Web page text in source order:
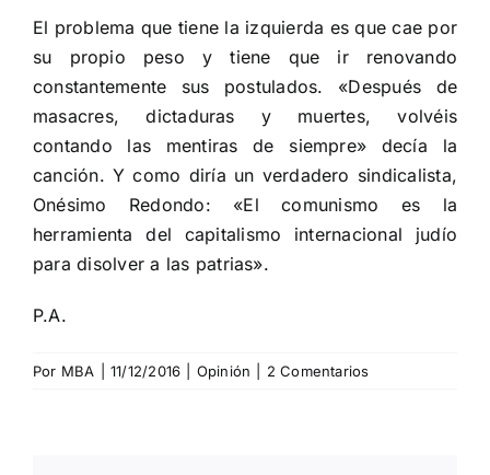
El problema que tiene la izquierda es que cae por
su propio peso y tiene que ir renovando
constantemente sus postulados. «Después de
masacres, dictaduras y muertes, volvéis
contando las mentiras de siempre» decía la
canción. Y como diría un verdadero sindicalista,
Onésimo Redondo: «El comunismo es la
herramienta del capitalismo internacional judío
para disolver a las patrias».
P.A.
Por MBA 11/12/2016 Opinión 2 Comentarios